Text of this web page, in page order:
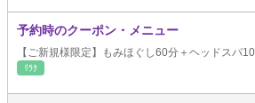
予約時のクーポン・メニュー
【ご新規様限定】もみほぐし60分＋ヘッドス
ﾘﾗｸ